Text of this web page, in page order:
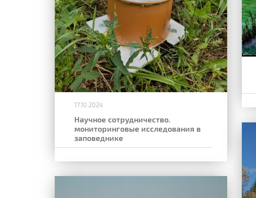
17.10.2024
Научное сотрудничество.
мониторинговые исследования в
заповеднике